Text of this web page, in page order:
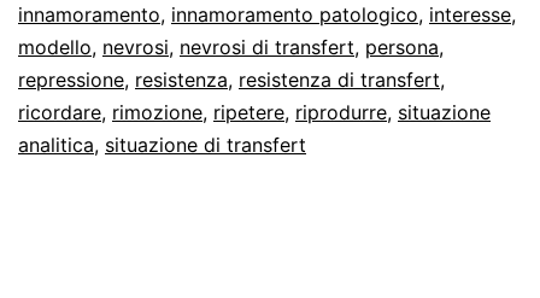
se
innamoramento, innamoramento patologico, interesse,
modello, nevrosi, nevrosi di transfert, persona,
repressione, resistenza, resistenza di transfert,
ricordare, rimozione, ripetere, riprodurre, situazione
analitica, situazione di transfert